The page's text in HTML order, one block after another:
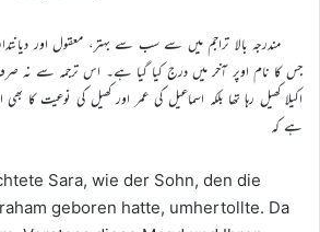
مندرجہ بالا تراجم میں سے سب سے بہتر، معقول اور
جس کا نام اوپر آخر میں درج کیا گیا ہے۔ اس ترجمہ سے نہ
اکیلا کھیل رہا تھا بلکہ اسماعیل کی عمر اور کھیل کی نوعیت کا
ہے کہ
Sara, wie der Sohn, den die
geboren hatte, umhertollte. Da